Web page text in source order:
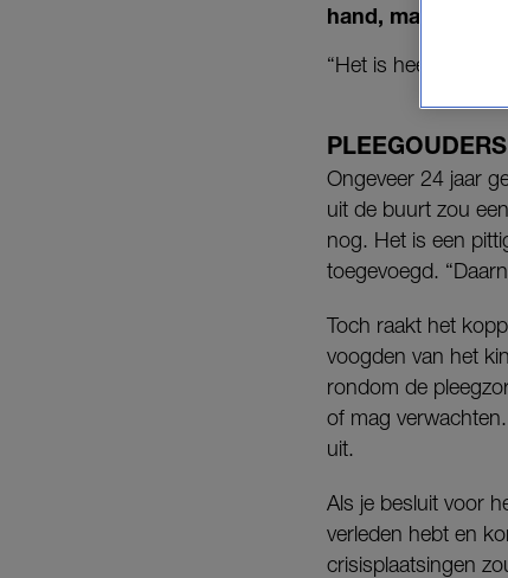
hand, maar ze
“Het is heel
PLEEGOUDERS
Ongeveer 24 jaar
uit de buurt zou
nog. Het is een
toegevoegd.
Toch raakt het
voogden van het
rondom de
of mag
uit.
Als je besluit voor
verleden hebt en
crisisplaatsingen